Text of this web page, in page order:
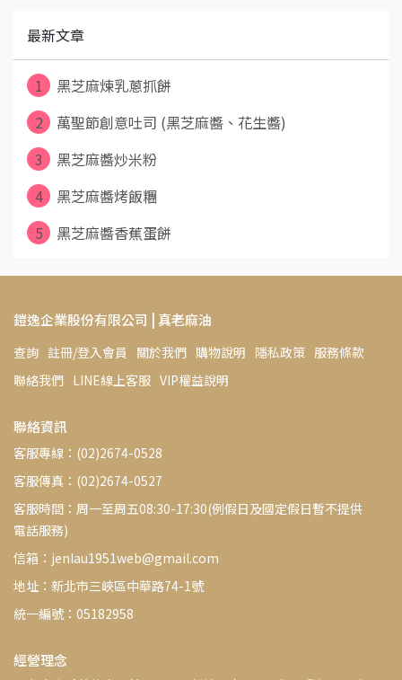
最新文章
1
黑芝麻煉乳蔥抓餅
2
萬聖節創意吐司 (黑芝麻醬、花生醬)
3
黑芝麻醬炒米粉
4
黑芝麻醬烤飯糰
5
黑芝麻醬香蕉蛋餅
鎧逸企業股份有限公司 | 真老麻油
查詢 註冊/登入會員 關於我們 購物說明 隱私政策 服務條款
聯絡我們 LINE線上客服 VIP權益說明
聯絡資訊
客服專線：(02)2674-0528
客服傳真：(02)2674-0527
客服時間：周一至周五08:30-17:30(例假日及國定假日暫不提供
電話服務)
信箱：jenlau1951web@gmail.com
地址：新北市三峽區中華路74-1號
統一編號：05182958
經營理念